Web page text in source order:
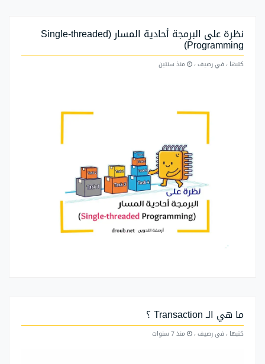
نظرة على البرمجة أحادية المسار (Single-threaded
Programming)
كتبها ، في رصيف ، منذ سنتين
ما هي الـ Transaction ؟
كتبها ، في رصيف ، منذ 7 سنوات